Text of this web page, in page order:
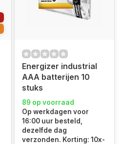
Energizer industrial
AAA batterijen 10
stuks
89 op voorraad
Op werkdagen voor
16:00 uur besteld,
dezelfde dag
verzonden. Korting: 10x-